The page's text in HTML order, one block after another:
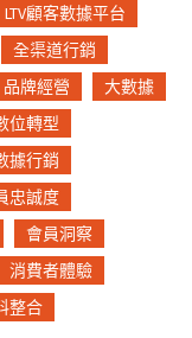
LTV顧客數據平台
全渠道行銷
品牌經營
大數據
位轉型
據行銷
忠誠度
會員洞察
消費者體驗
整合